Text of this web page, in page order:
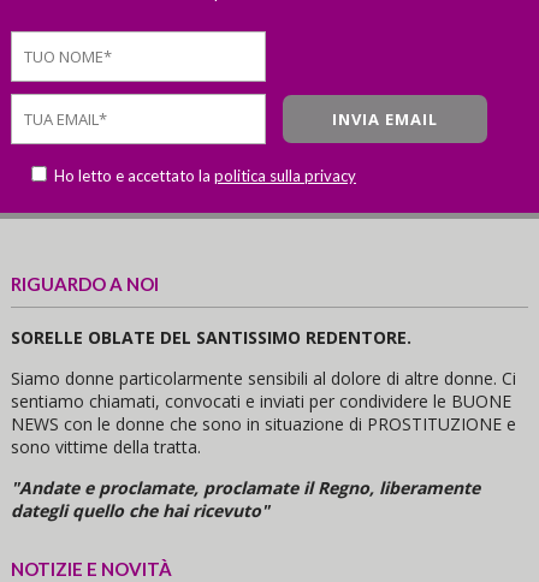
Ho letto e accettato la politica sulla privacy
RIGUARDO A NOI
SORELLE OBLATE DEL SANTISSIMO REDENTORE.
Siamo donne particolarmente sensibili al dolore di altre donne. Ci
sentiamo chiamati, convocati e inviati per condividere le BUONE
NEWS con le donne che sono in situazione di PROSTITUZIONE e
sono vittime della tratta.
"Andate e proclamate, proclamate il Regno, liberamente
dategli quello che hai ricevuto"
NOTIZIE E NOVITÀ